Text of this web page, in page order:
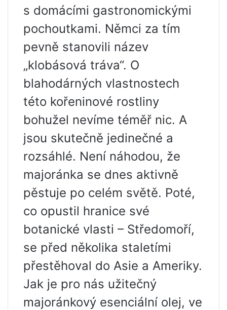
s domácími gastronomickými
pochoutkami. Němci za tím
pevně stanovili název
„klobásová tráva“. O
blahodárných vlastnostech
této kořeninové rostliny
bohužel nevíme téměř nic. A
jsou skutečně jedinečné a
rozsáhlé. Není náhodou, že
majoránka se dnes aktivně
pěstuje po celém světě. Poté,
co opustil hranice své
botanické vlasti – Středomoří,
se před několika staletími
přestěhoval do Asie a Ameriky.
Jak je pro nás užitečný
majoránkový esenciální olej, ve